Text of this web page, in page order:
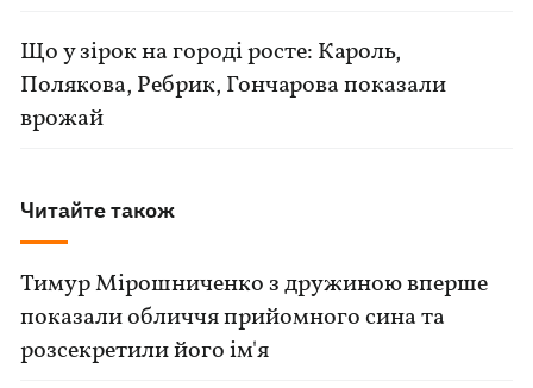
Що у зірок на городі росте: Кароль,
Полякова, Ребрик, Гончарова показали
врожай
Читайте також
Тимур Мірошниченко з дружиною вперше
показали обличчя прийомного сина та
розсекретили його ім'я